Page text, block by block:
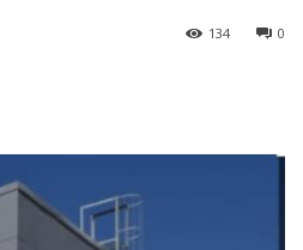
0
134